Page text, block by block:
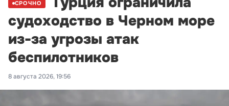
СРОЧНО
судоходство в Черном море
из-за угрозы атак
беспилотников
8 августа 2026, 19:56